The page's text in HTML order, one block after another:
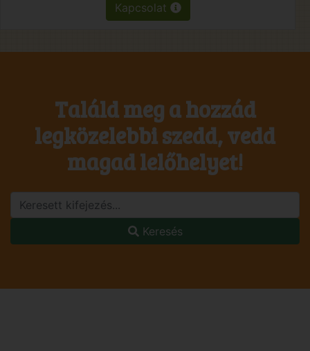
Kapcsolat
Találd meg a hozzád
legközelebbi szedd, vedd
magad lelőhelyet!
Keresés